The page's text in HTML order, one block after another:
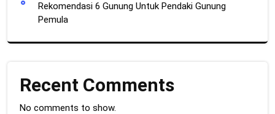
Rekomendasi 6 Gunung Untuk Pendaki Gunung
Pemula
Recent Comments
No comments to show.